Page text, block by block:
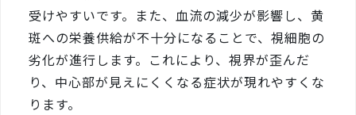
受けやすいです。また、血流の減少が影響し、黄
斑への栄養供給が不十分になることで、視細胞の
劣化が進行します。これにより、視界が歪んだ
り、中心部が見えにくくなる症状が現れやすくな
ります。